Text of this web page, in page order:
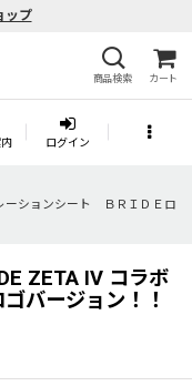
ップ
商品検索 カート
ログイン
ーションシート ＢＲＩＤＥロ
ZETA IV コラボ
バージョン！！